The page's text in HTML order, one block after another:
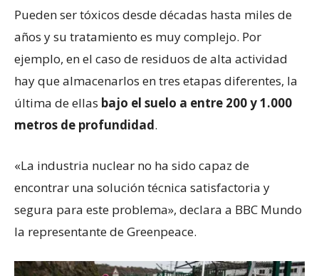
Pueden ser tóxicos desde décadas hasta miles de
años y su tratamiento es muy complejo. Por
ejemplo, en el caso de residuos de alta actividad
hay que almacenarlos en tres etapas diferentes, la
última de ellas bajo el suelo a entre 200 y 1.000
metros de profundidad.
«La industria nuclear no ha sido capaz de
encontrar una solución técnica satisfactoria y
segura para este problema», declara a BBC Mundo
la representante de Greenpeace.